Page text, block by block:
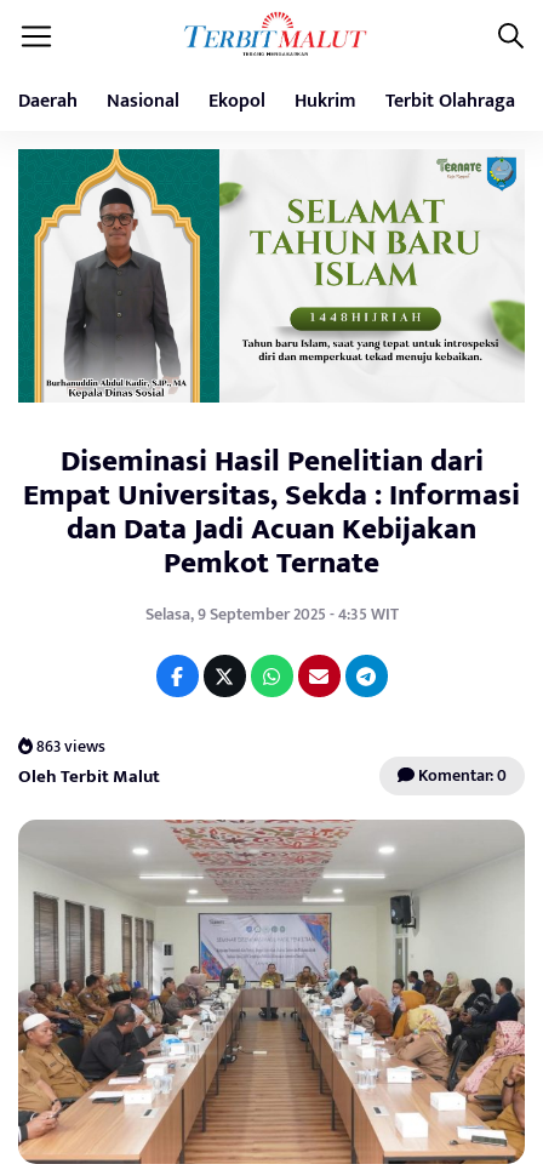
Daerah Nasional Ekopol Hukrim Terbit Olahraga
Diseminasi Hasil Penelitian dari
Empat Universitas, Sekda : Informasi
dan Data Jadi Acuan Kebijakan
Pemkot Ternate
Selasa, 9 September 2025 - 4:35 WIT
863 views
Oleh Terbit Malut Komentar: 0